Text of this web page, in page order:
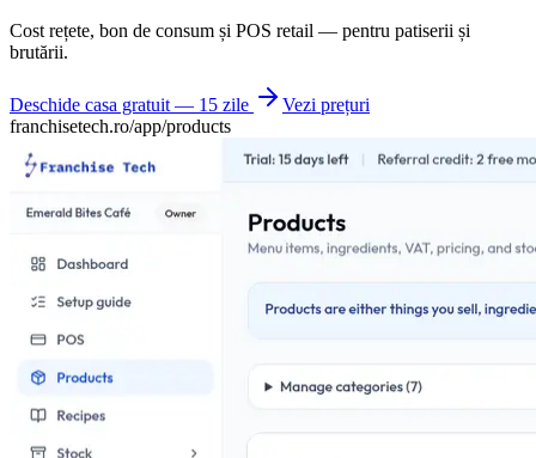
Cost rețete, bon de consum și POS retail — pentru patiserii și
brutării.
Deschide casa gratuit — 15 zile
Vezi prețuri
franchisetech.ro/app/products